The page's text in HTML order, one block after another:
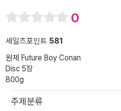
0
세일즈포인트 581
원제 Future Boy Conan
Disc 5장
800g
주제분류